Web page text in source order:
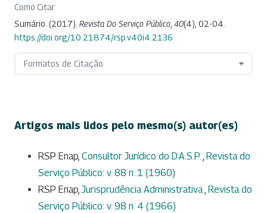
Como Citar
Sumário. (2017). Revista Do Serviço Público, 40(4), 02-04.
https://doi.org/10.21874/rsp.v40i4.2136
Formatos de Citação
Artigos mais lidos pelo mesmo(s) autor(es)
RSP Enap, Consultor Jurídico do D.A.S.P., Revista do
Serviço Público: v. 88 n. 1 (1960)
RSP Enap,Jurisprudência Administrativa, Revista do
Serviço Público: v. 98 n. 4 (1966)